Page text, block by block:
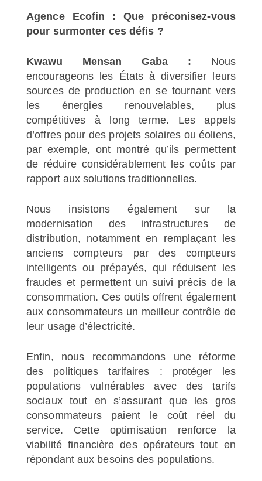
Agence Ecofin : Que préconisez-vous
pour surmonter ces défis ?
Kwawu Mensan Gaba : Nous
encourageons les États à diversifier leurs
sources de production en se tournant vers
les énergies renouvelables, plus
compétitives à long terme. Les appels
d’offres pour des projets solaires ou éoliens,
par exemple, ont montré qu’ils permettent
de réduire considérablement les coûts par
rapport aux solutions traditionnelles.
Nous insistons également sur la
modernisation des infrastructures de
distribution, notamment en remplaçant les
anciens compteurs par des compteurs
intelligents ou prépayés, qui réduisent les
fraudes et permettent un suivi précis de la
consommation. Ces outils offrent également
aux consommateurs un meilleur contrôle de
leur usage d’électricité.
Enfin, nous recommandons une réforme
des politiques tarifaires : protéger les
populations vulnérables avec des tarifs
sociaux tout en s’assurant que les gros
consommateurs paient le coût réel du
service. Cette optimisation renforce la
viabilité financière des opérateurs tout en
répondant aux besoins des populations.